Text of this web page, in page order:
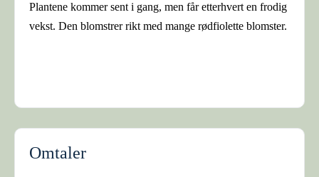
Plantene kommer sent i gang, men får etterhvert en frodig
vekst. Den blomstrer rikt med mange rødfiolette blomster.
Omtaler